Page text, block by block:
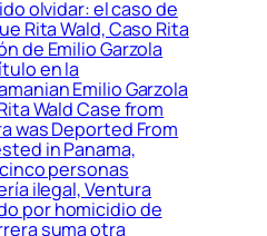
olvidar: el caso de
Rita Wald, Caso Rita
de Emilio Garzola
en la
Emilio Garzola
Wald Case from
was Deported From
in Panama,
personas
ilegal, Ventura
por homicidio de
suma otra